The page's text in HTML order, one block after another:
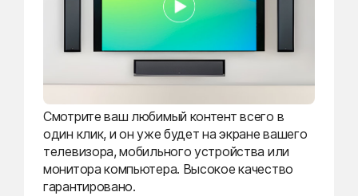
Смотрите ваш любимый контент всего в
один клик, и он уже будет на экране вашего
телевизора, мобильного устройства или
монитора компьютера. Высокое качество
гарантировано.